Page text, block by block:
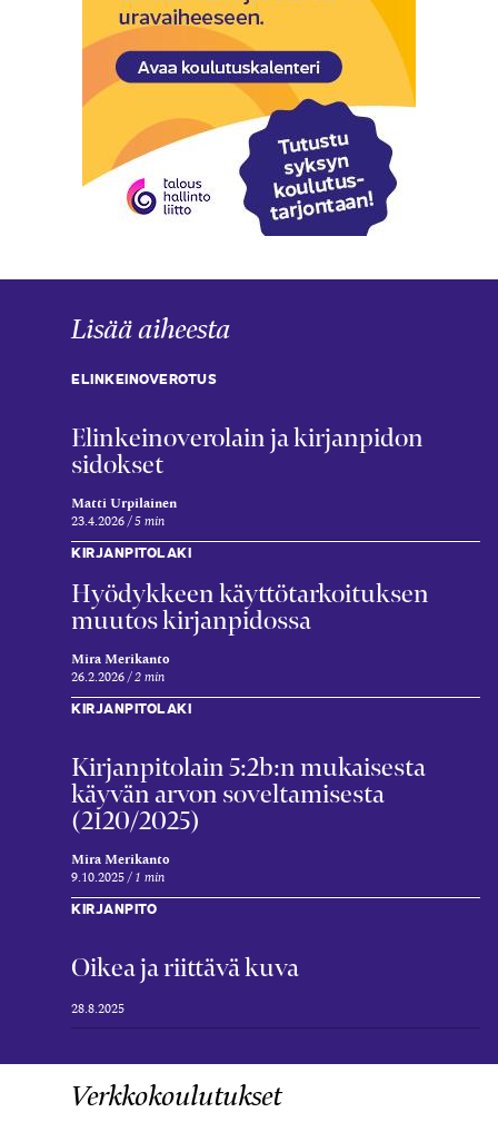
Lisää aiheesta
ELINKEINOVEROTUS
Elinkeinoverolain ja kirjanpidon
sidokset
Matti Urpilainen
23.4.2026 5 min
KIRJANPITOLAKI
Hyödykkeen käyttötarkoituksen
muutos kirjanpidossa
Mira Merikanto
26.2.2026 2 min
KIRJANPITOLAKI
Kirjanpitolain 5:2b:n mukaisesta
käyvän arvon soveltamisesta
(2120/2025)
Mira Merikanto
9.10.2025 1 min
KIRJANPITO
Oikea ja riittävä kuva
28.8.2025
Verkkokoulutukset